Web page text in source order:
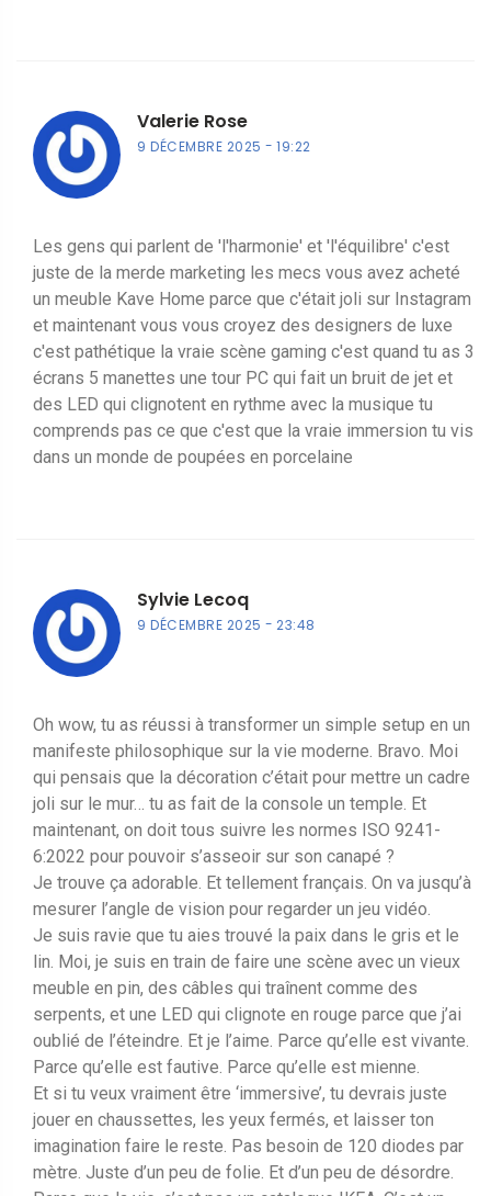
Valerie Rose
9 DÉCEMBRE 2025 19:22
Les gens qui parlent de 'l'harmonie' et 'l'équilibre' c'est
juste de la merde marketing les mecs vous avez acheté
un meuble Kave Home parce que c'était joli sur Instagram
et maintenant vous vous croyez des designers de luxe
c'est pathétique la vraie scène gaming c'est quand tu as 3
écrans 5 manettes une tour PC qui fait un bruit de jet et
des LED qui clignotent en rythme avec la musique tu
comprends pas ce que c'est que la vraie immersion tu vis
dans un monde de poupées en porcelaine
Sylvie Lecoq
9 DÉCEMBRE 2025 23:48
Oh wow, tu as réussi à transformer un simple setup en un
manifeste philosophique sur la vie moderne. Bravo. Moi
qui pensais que la décoration c’était pour mettre un cadre
joli sur le mur… tu as fait de la console un temple. Et
maintenant, on doit tous suivre les normes ISO 9241-
6:2022 pour pouvoir s’asseoir sur son canapé ?
Je trouve ça adorable. Et tellement français. On va jusqu’à
mesurer l’angle de vision pour regarder un jeu vidéo.
Je suis ravie que tu aies trouvé la paix dans le gris et le
lin. Moi, je suis en train de faire une scène avec un vieux
meuble en pin, des câbles qui traînent comme des
serpents, et une LED qui clignote en rouge parce que j’ai
oublié de l’éteindre. Et je l’aime. Parce qu’elle est vivante.
Parce qu’elle est fautive. Parce qu’elle est mienne.
Et si tu veux vraiment être ‘immersive’, tu devrais juste
jouer en chaussettes, les yeux fermés, et laisser ton
imagination faire le reste. Pas besoin de 120 diodes par
mètre. Juste d’un peu de folie. Et d’un peu de désordre.